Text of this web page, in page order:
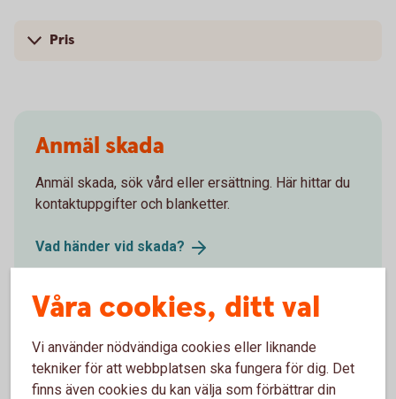
Pris
Anmäl skada
Anmäl skada, sök vård eller ersättning. Här hittar du
kontaktuppgifter och blanketter.
Vad händer vid skada?
Försäkringsgivare
Tre Kronor Försäkring AB
Våra cookies, ditt val
Vi använder nödvändiga cookies eller liknande
tekniker för att webbplatsen ska fungera för dig. Det
finns även cookies du kan välja som förbättrar din